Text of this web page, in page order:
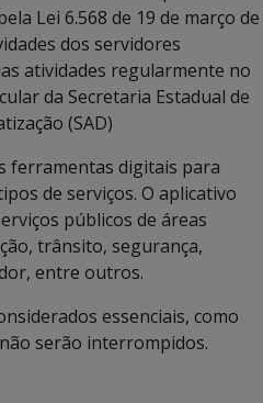
Lei 6.568 de 19 de março de
dos servidores
atividades regularmente no
da Secretaria Estadual de
(SAD)
ferramentas digitais para
de serviços. O aplicativo
públicos de áreas
trânsito, segurança,
entre outros.
essenciais, como
serão interrompidos.